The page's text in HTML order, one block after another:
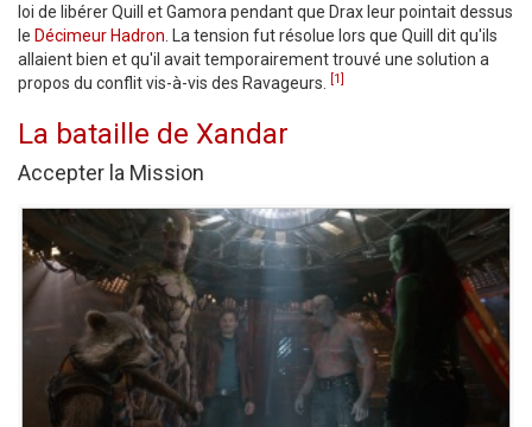
loi de libérer Quill et Gamora pendant que Drax leur pointait dessus
le Décimeur Hadron . La tension fut résolue lors que Quill dit qu'ils
allaient bien et qu'il avait temporairement trouvé une solution a
propos du conflit vis-à-vis des Ravageurs.
[1]
La bataille de Xandar
Accepter la Mission